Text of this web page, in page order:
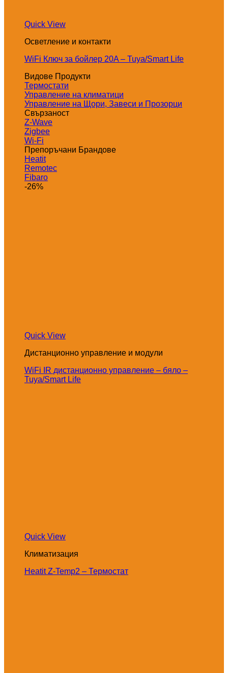
Quick View
Осветление и контакти
WiFi Ключ за бойлер 20A – Tuya/Smart Life
Видове Продукти
Термостати
Управление на климатици
Управление на Щори, Завеси и Прозорци
Свързаност
Z-Wave
Zigbee
Wi-Fi
Препоръчани Брандове
Heatit
Remotec
Fibaro
-26%
Quick View
Дистанционно управление и модули
WiFi IR дистанционно управление – бяло –
Tuya/Smart Life
Quick View
Климатизация
Heatit Z-Temp2 – Термостат